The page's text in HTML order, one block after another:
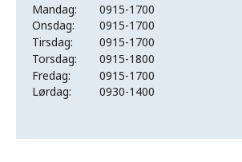
Mandag:
0915-1700
Onsdag:
0915-1700
Tirsdag:
0915-1700
Torsdag:
0915-1800
Fredag:
0915-1700
Lørdag:
0930-1400